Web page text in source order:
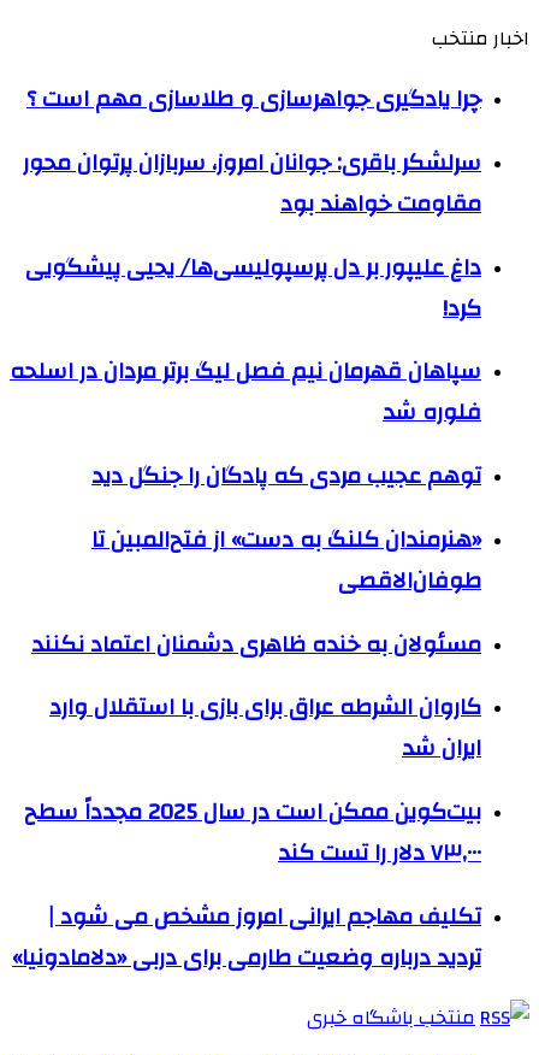
اخبار منتخب
چرا یادگیری جواهرسازی و طلاسازی مهم است ؟
سرلشکر باقری: جوانان امروز، سربازان پرتوان محور
مقاومت خواهند بود
داغ علیپور بر دل پرسپولیسی‌ها/ یحیی پیشگویی
کرد!
سپاهان قهرمان نیم فصل لیگ برتر مردان در اسلحه
فلوره شد
توهم عجیب مردی که پادگان را جنگل دید
«هنرمندان کلنگ به دست» از فتح‌المبین تا
طوفان‌الاقصی
مسئولان به خنده ظاهری دشمنان اعتماد نکنند
کاروان الشرطه عراق برای بازی با استقلال وارد
ایران شد
بیت‌کوین ممکن است در سال 2025 مجدداً سطح
۷۳,۰۰۰ دلار را تست کند
تکلیف مهاجم ایرانی امروز مشخص می شود |
تردید درباره وضعیت طارمی برای دربی «دلامادونیا»
منتخب باشگاه خبری